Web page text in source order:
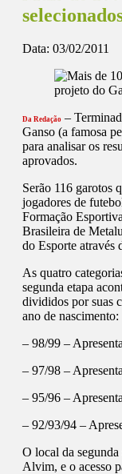
Data: 03/02/2011
Da Redação –
Ganso (a famosa
para analisar os
aprovados.
Serão 116 garotos
jogadores de
Formação
Brasileira de
do Esporte através
As quatro
segunda etapa
divididos por suas
ano de nascimento:
– 98/99 –
– 97/98 –
– 95/96 –
– 92/93/94 –
O local da
Alvim, e o acesso